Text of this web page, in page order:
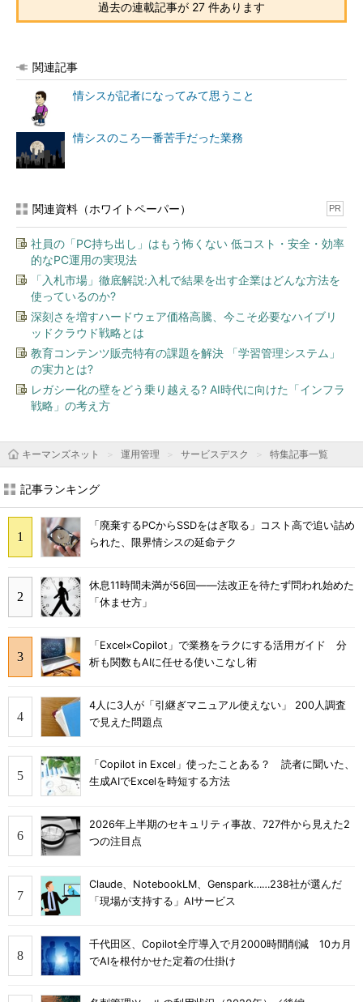
過去の連載記事が 27 件あります
関連記事
情シスが記者になってみて思うこと
情シスのころ一番苦手だった業務
関連資料（ホワイトペーパー） PR
社員の「PC持ち出し」はもう怖くない 低コスト・安全・効率
的なPC運用の実現法
「入札市場」徹底解説:入札で結果を出す企業はどんな方法を
使っているのか?
深刻さを増すハードウェア価格高騰、今こそ必要なハイブリ
ッドクラウド戦略とは
教育コンテンツ販売特有の課題を解決 「学習管理システム」
の実力とは?
レガシー化の壁をどう乗り越える? AI時代に向けた「インフラ
戦略」の考え方
キーマンズネット 運用管理 サービスデスク 特集記事一覧
記事ランキング
「廃棄するPCからSSDをはぎ取る」コスト高で追い詰め
られた、限界情シスの延命テク
休息11時間未満が56回――法改正を待たず問われ始めた
「休ませ方」
「Excel×Copilot」で業務をラクにする活用ガイド 分
析も関数もAIに任せる使いこなし術
4人に3人が「引継ぎマニュアル使えない」 200人調査
で見えた問題点
「Copilot in Excel」使ったことある？ 読者に聞いた、
生成AIでExcelを時短する方法
2026年上半期のセキュリティ事故、727件から見えた2
つの注目点
Claude、NotebookLM、Genspark……238社が選んだ
「現場が支持する」AIサービス
千代田区、Copilot全庁導入で月2000時間削減 10カ月
でAIを根付かせた定着の仕掛け